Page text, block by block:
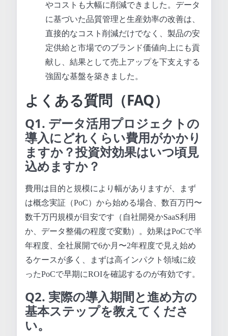
やコストも大幅に削減できました。データ
に基づいた品質管理と生産効率の改善は、
直接的なコスト削減だけでなく、製品の安
定供給と市場でのブランド価値向上にも貢
献し、結果として売上アップを下支えする
強固な基盤を築きました。
よくある質問（FAQ）
Q1. データ活用プロジェクトの
導入にどれくらい費用がかかり
ますか？投資対効果はいつ頃見
込めますか？
費用は目的と規模により幅がありますが、まず
は概念実証（PoC）から始める場合、数百万円〜
数千万円規模が目安です（自社開発かSaaS利用
か、データ整備の程度で変動）。効果はPoCで半
年程度、全社展開で6か月〜2年程度で見え始め
るケースが多く、まずは高インパクト領域に絞
ったPoCで早期にROIを確認するのが有効です。
Q2. 実際の導入期間と進め方の
基本ステップを教えてくださ
い。